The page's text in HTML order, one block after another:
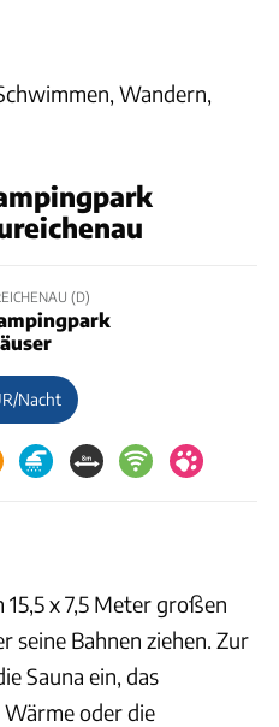
Wandern,
(D)
Nacht
15,5 x 7,5 Meter großen
seine Bahnen ziehen. Zur
Sauna ein, das
oder die